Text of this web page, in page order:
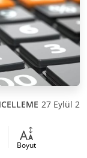
27 Eylül
Boyut